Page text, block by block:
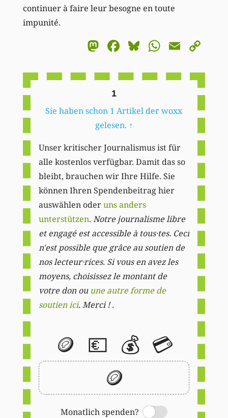
continuer à faire leur besogne en toute
impunité.
Mastodon
Facebook
BlueskyEmail
1
Sie haben schon 1 Artikel der woxx
gelesen. ↑
Unser kritischer Journalismus ist für
alle kostenlos verfügbar. Damit das so
bleibt, brauchen wir Ihre Hilfe. Sie
können Ihren Spendenbeitrag hier
auswählen oderuns anders
unterstützen. Notre journalisme libre
et engagé est accessible à tous·tes. Ceci
n'est possible que grâce au soutien de
nos lecteur·rices. Si vous en avez les
moyens, choisissez le montant de
votre don ou une autre forme de
soutien ici. Merci ! .
🪙 💶 💰 💳
🪙
Monatlich spenden?
Switch